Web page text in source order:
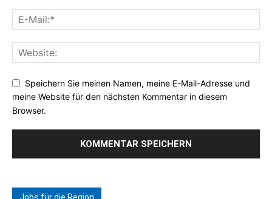
Speichern Sie meinen Namen, meine E-Mail-Adresse und
meine Website für den nächsten Kommentar in diesem
Browser.